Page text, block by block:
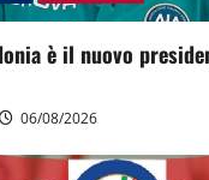
è il nuovo
06/08/2026